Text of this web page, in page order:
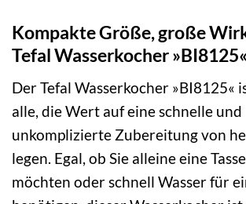
Kompakte Größe, große
Tefal Wasserkocher »BI8125«
Der Tefal Wasserkocher »BI8125«
alle, die Wert auf eine schnelle und
unkomplizierte Zubereitung von
legen. Egal, ob Sie alleine eine
möchten oder schnell Wasser für